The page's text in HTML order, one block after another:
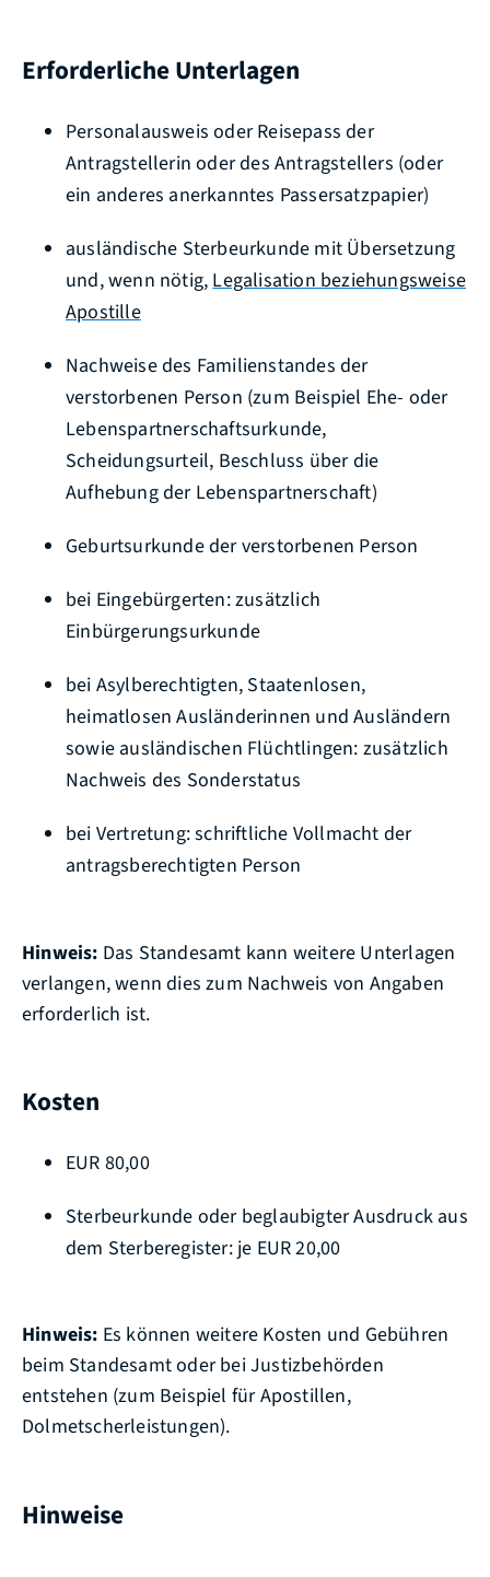
Erforderliche Unterlagen
Personalausweis oder Reisepass der
Antragstellerin oder des Antragstellers (oder
ein anderes anerkanntes Passersatzpapier)
ausländische Sterbeurkunde mit Übersetzung
und, wenn nötig,Legalisation beziehungsweise
Apostille
Nachweise des Familienstandes der
verstorbenen Person (zum Beispiel Ehe- oder
Lebenspartnerschaftsurkunde,
Scheidungsurteil, Beschluss über die
Aufhebung der Lebenspartnerschaft)
Geburtsurkunde der verstorbenen Person
bei Eingebürgerten: zusätzlich
Einbürgerungsurkunde
bei Asylberechtigten, Staatenlosen,
heimatlosen Ausländerinnen und Ausländern
sowie ausländischen Flüchtlingen: zusätzlich
Nachweis des Sonderstatus
bei Vertretung: schriftliche Vollmacht der
antragsberechtigten Person
Hinweis: Das Standesamt kann weitere Unterlagen
verlangen, wenn dies zum Nachweis von Angaben
erforderlich ist.
Kosten
EUR 80,00
Sterbeurkunde oder beglaubigter Ausdruck aus
dem Sterberegister: je EUR 20,00
Hinweis: Es können weitere Kosten und Gebühren
beim Standesamt oder bei Justizbehörden
entstehen (zum Beispiel für Apostillen,
Dolmetscherleistungen).
Hinweise